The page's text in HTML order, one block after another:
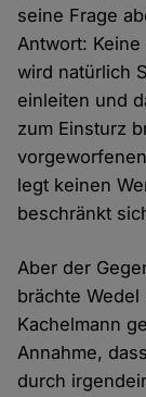
seine Frage
Antwort:
wird natürlich
einleiten und
zum Einsturz
legt keinen
beschränkt
Aber der
brächte
Kachelmann
Annahme,
durch